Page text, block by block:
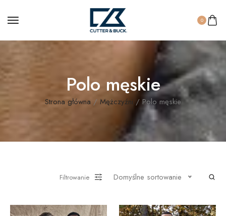
0
Polo męskie
Strona główna / Mężczyźni / Polo męskie
Filtrowanie Domyślne sortowanie